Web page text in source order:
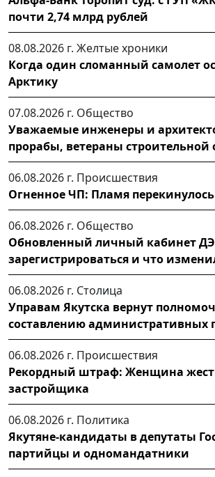
почти 2,74 млрд рублей
08.08.2026 г. Желтые хроники
Когда один сломанный самолет
Арктику
07.08.2026 г. Общество
Уважаемые инженеры и
прорабы, ветераны строительной
06.08.2026 г. Происшествия
Огненное ЧП: Пламя перекинулось
06.08.2026 г. Общество
Обновленный личный кабинет
зарегистрироваться и что
06.08.2026 г. Столица
Управам Якутска вернут
составлению административных
06.08.2026 г. Происшествия
Рекордный штраф: Женщина
застройщика
06.08.2026 г. Политика
Якутяне-кандидаты в депутаты
партийцы и одномандатники